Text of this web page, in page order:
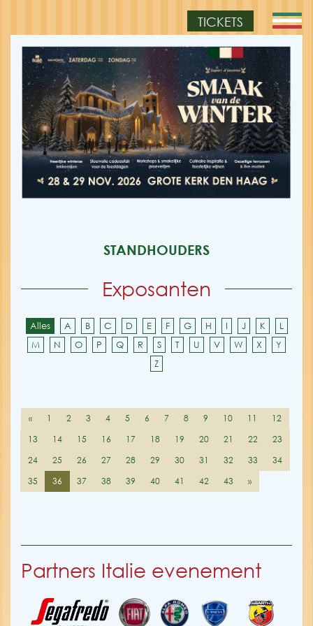
TICKETS
STANDHOUDERS
Exposanten
Alles A B C D E F G H I J K
L
M
N O P Q R S T U V W X
Y
Z
« 1 2 3 4 5 6 7 8 9 10 11
12
13
14 15 16 17 18 19 20 21 22
23
24
25 26 27 28 29 30 31 32 33
34
35
36 37 38 39 40 41 42 43 »
Partners Italie evenement